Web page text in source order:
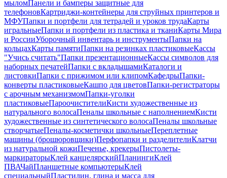
мыломПанели и бамперы защитные для
телефоновКартриджи-контейнеры для струйных принтеров и
МФУПапки и портфели для тетрадей и уроков трудаКарты
игральныеПапки и портфели из пластика и тканиКарты Мира
и РоссииУборочный инвентарь и инструментыПапки на
кольцахКарты памятиПапки на резинках пластиковыеКассы
"Учись считать"Папки презентационныеКассы символов для
наборных печатейПапки с вкладышамиКаталоги и
листовкиПапки с прижимом или клипомКафедрыПапки-
конверты пластиковыеКашпо для цветовПапки-регистраторы
с арочным механизмомПапки-уголки
пластиковыеПароочистителиКисти художественные из
натурального волосаПеналы школьные с наполнениемКисти
художественные из синтетического волосаПеналы школьные
створчатыеПеналы-косметички школьныеПереплетные
машины (брошюровщики)Перфопапки и разделителиКлатчи
из натуральной кожиПеченье, крекерыПистолеты-
маркираторыКлей канцелярскийПланингиКлей
ПВАЧайПланшетные компьютерыКлей
специальныйПластилин, глина и масса для